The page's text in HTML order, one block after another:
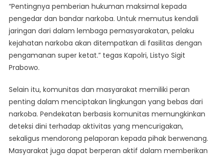
“Pentingnya pemberian hukuman maksimal kepada
pengedar dan bandar narkoba. Untuk memutus kendali
jaringan dari dalam lembaga pemasyarakatan, pelaku
kejahatan narkoba akan ditempatkan di fasilitas dengan
pengamanan super ketat.” tegas Kapolri, Listyo Sigit
Prabowo.
Selain itu, komunitas dan masyarakat memiliki peran
penting dalam menciptakan lingkungan yang bebas dari
narkoba. Pendekatan berbasis komunitas memungkinkan
deteksi dini terhadap aktivitas yang mencurigakan,
sekaligus mendorong pelaporan kepada pihak berwenang.
Masyarakat juga dapat berperan aktif dalam memberikan